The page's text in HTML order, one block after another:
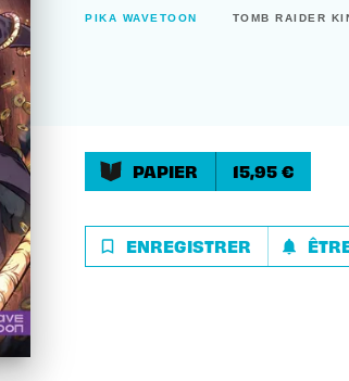
PIKA WAVETOON TOMB RAIDER
PAPIER 15,95 €
bookmark_border ENREGISTRER notifications